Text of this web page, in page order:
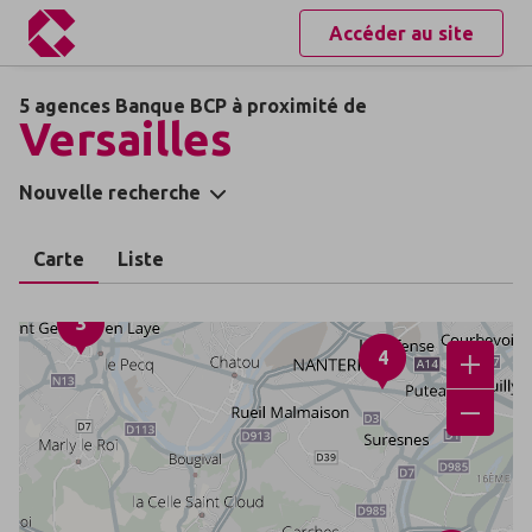
Accéder au site
5 agences Banque BCP à proximité de
Versailles
Nouvelle recherche
Carte Liste
4
3